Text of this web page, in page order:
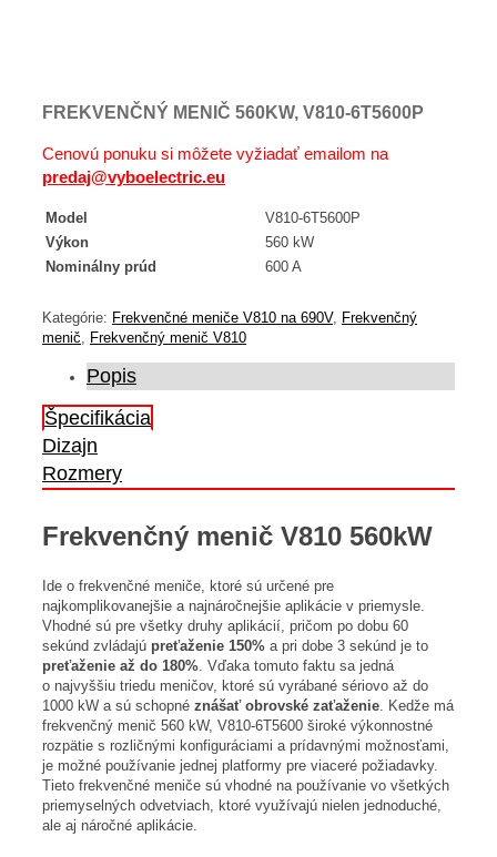
FREKVENČNÝ MENIČ 560KW, V810-6T5600P
Cenovú ponuku si môžete vyžiadať emailom na
predaj@vyboelectric.eu
Model
V810-6T5600P
Výkon
560 kW
Nominálny prúd
600 A
Kategórie: Frekvenčné meniče V810 na 690V, Frekvenčný
menič, Frekvenčný menič V810
Popis
Špecifikácia
Dizajn
Rozmery
Frekvenčný menič V810 560kW
Ide o frekvenčné meniče, ktoré sú určené pre
najkomplikovanejšie a najnáročnejšie aplikácie v priemysle.
Vhodné sú pre všetky druhy aplikácií, pričom po dobu 60
sekúnd zvládajú preťaženie 150% a pri dobe 3 sekúnd je to
preťaženie až do 180% . Vďaka tomuto faktu sa jedná
o najvyššiu triedu meničov, ktoré sú vyrábané sériovo až do
1000 kW a sú schopné znášať obrovské zaťaženie . Kedže má
frekvenčný menič 560 kW, V810-6T5600 široké výkonnostné
rozpätie s rozličnými konfiguráciami a prídavnými možnosťami,
je možné používanie jednej platformy pre viaceré požiadavky.
Tieto frekvenčné meniče sú vhodné na používanie vo všetkých
priemyselných odvetviach, ktoré využívajú nielen jednoduché,
ale aj náročné aplikácie.